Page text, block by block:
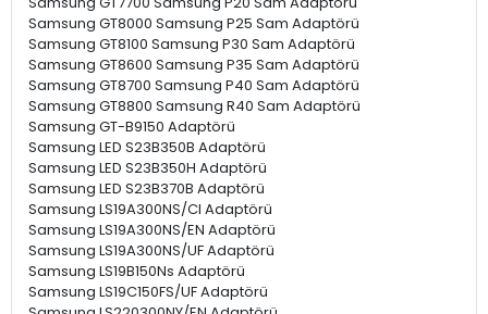
Samsung GT8000 Samsung P25 Sam Adaptörü
Samsung GT8100 Samsung P30 Sam Adaptörü
Samsung GT8600 Samsung P35 Sam Adaptörü
Samsung GT8700 Samsung P40 Sam Adaptörü
Samsung GT8800 Samsung R40 Sam Adaptörü
Samsung GT-B9150 Adaptörü
Samsung LED S23B350B Adaptörü
Samsung LED S23B350H Adaptörü
Samsung LED S23B370B Adaptörü
Samsung LS19A300NS/CI Adaptörü
Samsung LS19A300NS/EN Adaptörü
Samsung LS19A300NS/UF Adaptörü
Samsung LS19B150Ns Adaptörü
Samsung LS19C150FS/UF Adaptörü